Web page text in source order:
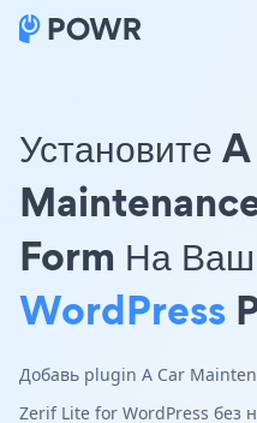
Установите
Form На Ваш
WordPress
Добавь plugin A Car
Zerif Lite for WordPress без